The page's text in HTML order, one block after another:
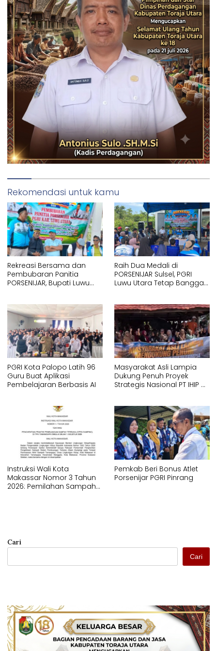
Rekomendasi untuk kamu
Rekreasi Bersama dan
Pembubaran Panitia
PORSENIJAR, Bupati Luwu
Raih Dua Medali di
PORSENIJAR Sulsel, PGRI
Luwu Utara Tetap Bangga
PGRI Kota Palopo Latih 96
Guru Buat Aplikasi
Pembelajaran Berbasis AI
Masyarakat Asli Lampia
Dukung Penuh Proyek
Strategis Nasional PT IHIP di
Instruksi Wali Kota
Makassar Nomor 3 Tahun
2026: Pemilahan Sampah
Pemkab Beri Bonus Atlet
Porsenijar PGRI Pinrang
Cari
Cari